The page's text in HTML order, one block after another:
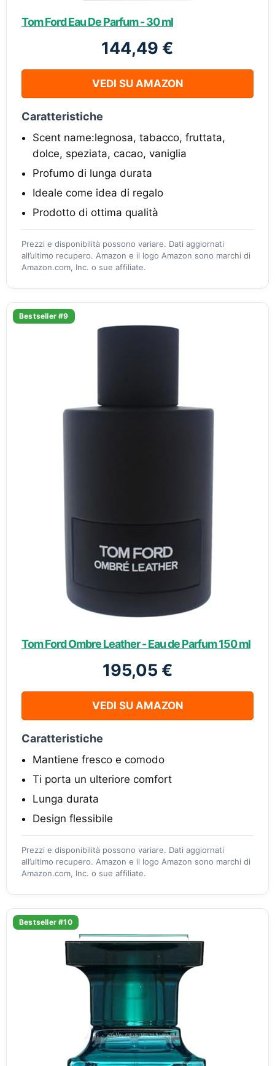
Tom Ford Eau De Parfum - 30 ml
144,49 €
VEDI SU AMAZON
Caratteristiche
Scent name:legnosa, tabacco, fruttata,
dolce, speziata, cacao, vaniglia
Profumo di lunga durata
Ideale come idea di regalo
Prodotto di ottima qualità
Prezzi e disponibilità possono variare. Dati aggiornati
all’ultimo recupero. Amazon e il logo Amazon sono marchi di
Amazon.com, Inc. o sue affiliate.
Bestseller #9
Tom Ford Ombre Leather - Eau de Parfum 150 ml
195,05 €
VEDI SU AMAZON
Caratteristiche
Mantiene fresco e comodo
Ti porta un ulteriore comfort
Lunga durata
Design flessibile
Prezzi e disponibilità possono variare. Dati aggiornati
all’ultimo recupero. Amazon e il logo Amazon sono marchi di
Amazon.com, Inc. o sue affiliate.
Bestseller #10